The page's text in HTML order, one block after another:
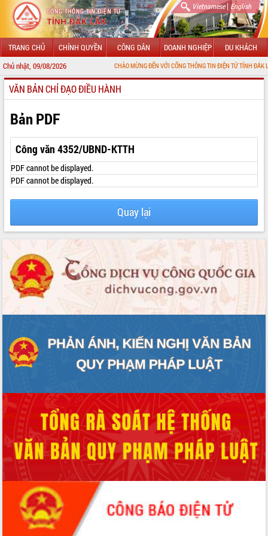
Vietnamese| English
TRANG CHỦ CHÍNH QUYỀN CÔNG DÂN DOANH NGHIỆP DU KHÁCH
Chủ nhật, 09/08/2026 CHÀO MỪNG ĐẾN VỚI CỔNG THÔNG TIN ĐIỆN TỬ TỈNH ĐẮK LẮK
GIỚI THIỆU
LÃNH ĐẠO UBND TỈNH
TIN TỨC SỰ KIỆN
SỞ, BAN, NGÀNH
UBND CÁC XÃ, PHƯỜNG
HỆ THỐNG VĂN BẢN
VĂN BẢN HĐND TỈNH
ĐIỂM TIN VĂN BẢN
QUY HOẠCH - KẾ HOẠCH
VĂN BẢN CHỈ ĐẠO ĐIỀU HÀNH
Bản PDF
Công văn 4352/UBND-KTTH
PDF cannot be displayed.
PDF cannot be displayed.
Quay lại